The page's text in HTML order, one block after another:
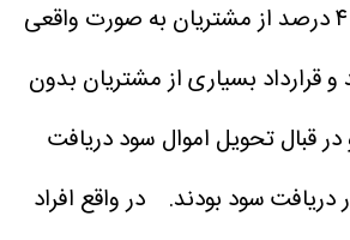
ضابطین خاص، تنها ۴ درصد از مشتریان به صورت واقعی
قرارداد بسیاری از مشتریان بدون
قبال تحویل اموال سود دریافت
دریافت سود بودند.
در واقع افراد